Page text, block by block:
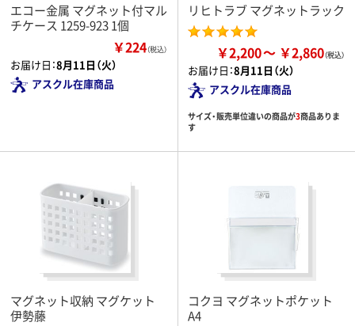
エコー金属 マグネット付マル
チケース 1259-923 1個
￥224（税込）
お届け日：8月11日（火）
アスクル在庫商品
リヒトラブ マグネットラック
￥2,200 ￥2,860
お届け日：8月11日（火）
アスクル在庫商品
サイズ・販売単位違いの商品が3商品ありま
す
マグネット収納 マグケット
伊勢藤
コクヨ マグネットポケット
A4